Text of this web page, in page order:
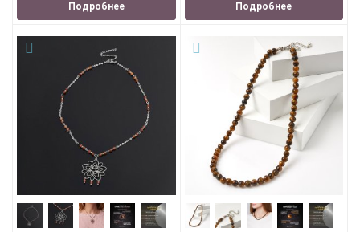
Подробнее Подробнее